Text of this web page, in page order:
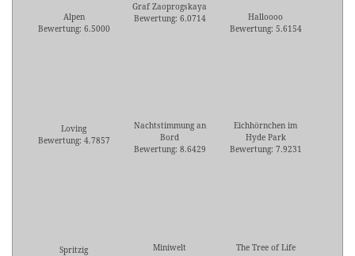
Alpen
Bewertung: 6.5000
Graf Zaoprogskaya
Bewertung: 6.0714
Halloooo
Bewertung: 5.6154
Loving
Bewertung: 4.7857
Nachtstimmung an
Bord
Bewertung: 8.6429
Eichhörnchen im
Hyde Park
Bewertung: 7.9231
Spritzig
Miniwelt
The Tree of Life